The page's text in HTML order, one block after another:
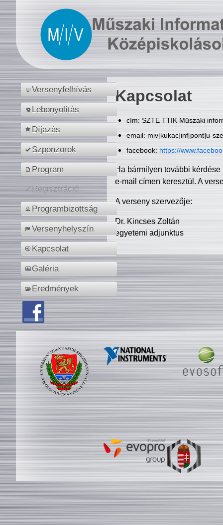
Versenyfelhívás
Lebonyolítás
Díjazás
Szponzorok
Program
Regisztráció
Programbizottság
Versenyhelyszín
Kapcsolat
Galéria
Eredmények
Kapcsolat
cím: SZTE TTIK Műszaki
email: miv[kukac]inf[pont]u-
facebook: https://
Ha bármilyen további
e-mail címen keresztül. A
A verseny szervezője:
Dr. Kincses Zoltán
egyetemi adjunktus